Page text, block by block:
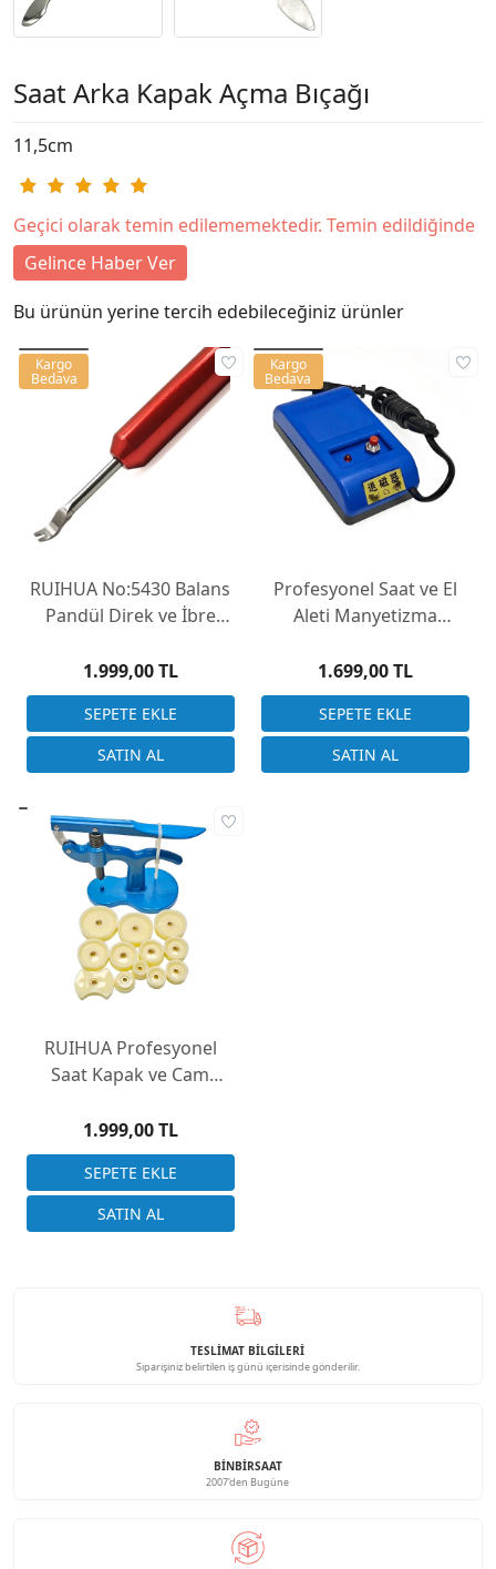
Saat Arka Kapak Açma Bıçağı
11,5cm
Geçici olarak temin edilememektedir. Temin edildiğinde
Gelince Haber Ver
Bu ürünün yerine tercih edebileceğiniz ürünler
RUIHUA No:5430 Balans
Pandül Direk ve İbre
1.999,00 TL
Kargo
Bedava
Profesyonel Saat ve El
Aleti Manyetizma
Tui Ci Qi
1.699,00 TL
Kargo
Bedava
RUIHUA Profesyonel
Saat Kapak ve Cam
Adet Çizmez Kalıp
1.999,00 TL
TESLİMAT BİLGİLERİ
Siparişiniz belirtilen iş günü içerisinde gönderilir.
BINBIRSAAT
2007'den Bugüne